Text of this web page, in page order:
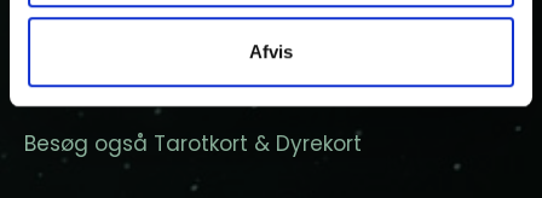
Afvis
tromborg@tromborgtarot.dk
Besøg også Tarotkort & Dyrekort